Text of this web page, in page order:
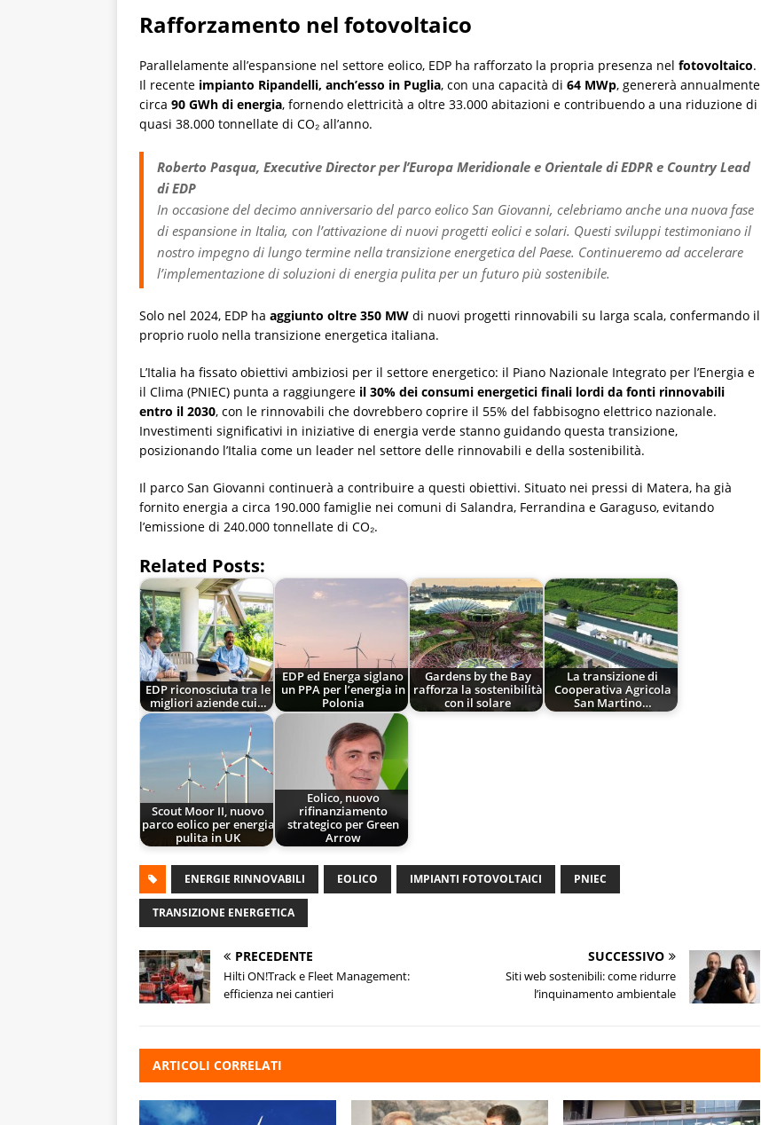
Rafforzamento nel fotovoltaico
Parallelamente all’espansione nel settore eolico, EDP ha rafforzato la propria presenza nel fotovoltaico.
Il recente impianto Ripandelli, anch’esso in Puglia, con una capacità di 64 MWp, genererà annualmente
circa 90 GWh di energia, fornendo elettricità a oltre 33.000 abitazioni e contribuendo a una riduzione di
quasi 38.000 tonnellate di CO₂ all’anno.
Roberto Pasqua, Executive Director per l’Europa Meridionale e Orientale di EDPR e Country Lead
di EDP
In occasione del decimo anniversario del parco eolico San Giovanni, celebriamo anche una nuova fase
di espansione in Italia, con l’attivazione di nuovi progetti eolici e solari. Questi sviluppi testimoniano il
nostro impegno di lungo termine nella transizione energetica del Paese. Continueremo ad accelerare
l’implementazione di soluzioni di energia pulita per un futuro più sostenibile.
Solo nel 2024, EDP ha aggiunto oltre 350 MW di nuovi progetti rinnovabili su larga scala, confermando il
proprio ruolo nella transizione energetica italiana.
L’Italia ha fissato obiettivi ambiziosi per il settore energetico: il Piano Nazionale Integrato per l’Energia e
il Clima (PNIEC) punta a raggiungere il 30% dei consumi energetici finali lordi da fonti rinnovabili
entro il 2030, con le rinnovabili che dovrebbero coprire il 55% del fabbisogno elettrico nazionale.
Investimenti significativi in iniziative di energia verde stanno guidando questa transizione,
posizionando l’Italia come un leader nel settore delle rinnovabili e della sostenibilità.
Il parco San Giovanni continuerà a contribuire a questi obiettivi. Situato nei pressi di Matera, ha già
fornito energia a circa 190.000 famiglie nei comuni di Salandra, Ferrandina e Garaguso, evitando
l’emissione di 240.000 tonnellate di CO₂.
Related Posts:
EDP riconosciuta tra le
migliori aziende cui…
EDP ed Energa siglano
un PPA per l’energia in
Polonia
Gardens by the Bay
rafforza la sostenibilità
con il solare
La transizione di
Cooperativa Agricola
San Martino…
Scout Moor II, nuovo
parco eolico per energia
pulita in UK
Eolico, nuovo
rifinanziamento
strategico per Green
Arrow
ENERGIE RINNOVABILI EOLICO IMPIANTI FOTOVOLTAICI PNIEC
TRANSIZIONE ENERGETICA
PRECEDENTE
Hilti ON!Track e Fleet Management:
efficienza nei cantieri
SUCCESSIVO
Siti web sostenibili: come ridurre
l’inquinamento ambientale
ARTICOLI CORRELATI